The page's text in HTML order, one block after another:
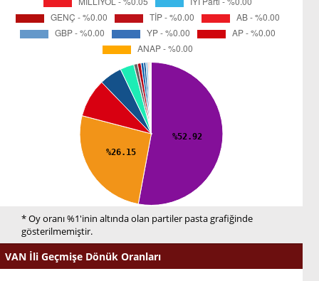
* Oy oranı %1'inin altında olan partiler pasta grafiğinde
gösterilmemiştir.
VAN İli Geçmişe Dönük Oranları